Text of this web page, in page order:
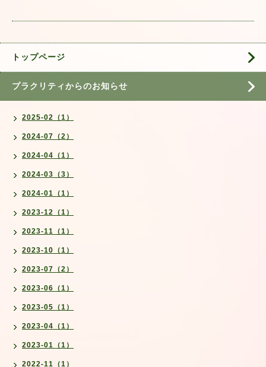
トップページ
プラクリティからのお知らせ
2025-02（1）
2024-07（2）
2024-04（1）
2024-03（3）
2024-01（1）
2023-12（1）
2023-11（1）
2023-10（1）
2023-07（2）
2023-06（1）
2023-05（1）
2023-04（1）
2023-01（1）
2022-11（1）